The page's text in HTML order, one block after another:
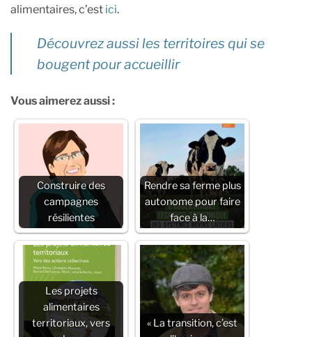
alimentaires, c’est ici.
Découvrez aussi les territoires qui se
bougent pour accueillir
Vous aimerez aussi :
Construire des
campagnes
résilientes
Rendre sa ferme plus
autonome pour faire
face à la…
Les projets
alimentaires
territoriaux, vers
« La transition, c’est